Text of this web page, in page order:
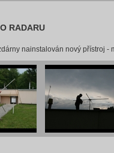
RADARU
nainstalován nový přístroj